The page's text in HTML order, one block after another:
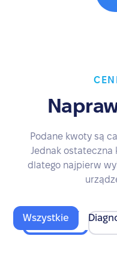
Podane kwoty są
Jednak ostateczna
dlatego najpierw
Wszystkie